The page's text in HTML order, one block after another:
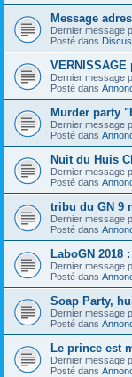
Message
Dernier message
Posté dans
Dernier message
Posté dans
Murder party
Dernier message
Posté dans
Nuit du Huis
Dernier message
Posté dans
tribu du GN 9
Dernier message
Posté dans
LaboGN 2018
Dernier message
Posté dans
Soap Party,
Dernier message
Posté dans
Le prince est
Dernier message
Posté dans